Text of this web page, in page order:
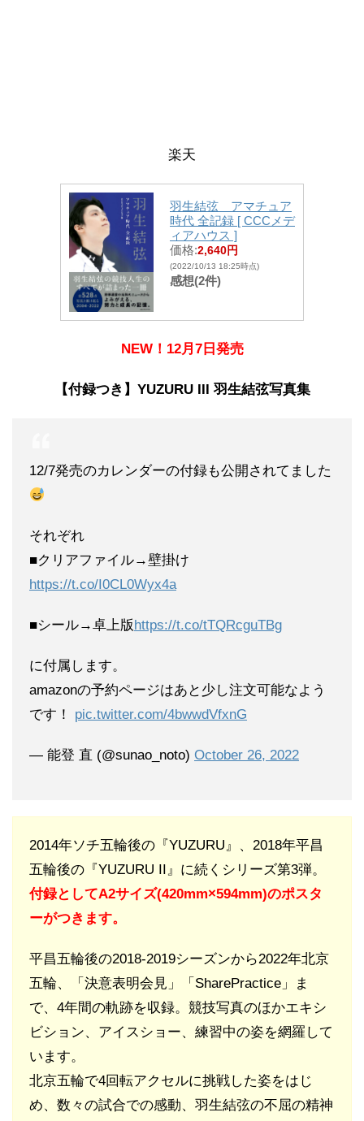
楽天
羽生結弦 アマチュア
時代 全記録 [ CCCメデ
ィアハウス ]
価格:2,640円
(2022/10/13 18:25時点)
感想(2件)
NEW！12月7日発売
【付録つき】YUZURU III 羽生結弦写真集
12/7発売のカレンダーの付録も公開されてました
それぞれ
■クリアファイル→壁掛け
https://t.co/I0CL0Wyx4a
■シール→卓上版 https://t.co/tTQRcguTBg
に付属します。
amazonの予約ページはあと少し注文可能なよう
です！ pic.twitter.com/4bwwdVfxnG
— 能登 直 (@sunao_noto) October 26, 2022
2014年ソチ五輪後の『YUZURU』、2018年平昌
五輪後の『YUZURU II』に続くシリーズ第3弾。
付録としてA2サイズ(420mm×594mm)のポスタ
ーがつきます。
平昌五輪後の2018-2019シーズンから2022年北京
五輪、「決意表明会見」「SharePractice」ま
で、4年間の軌跡を収録。競技写真のほかエキシ
ビション、アイスショー、練習中の姿を網羅して
います。
北京五輪で4回転アクセルに挑戦した姿をはじ
め、数々の試合での感動、羽生結弦の不屈の精神